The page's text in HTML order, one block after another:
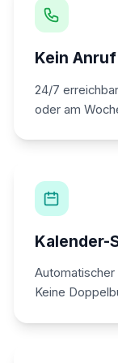
Kein
24/7
oder am
Kalender-
Keine